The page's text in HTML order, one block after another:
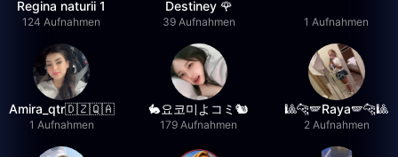
Regina naturii 1
124 Aufnahmen
Destiney 🌹
39 Aufnahmen 1 Aufnahmen
Amira_qtr🇩🇿🇶🇦
1 Aufnahmen
🐇요코미よコミ🐿
179 Aufnahmen
🎱🐆🪽Raya🪽🐆🎱
2 Aufnahmen